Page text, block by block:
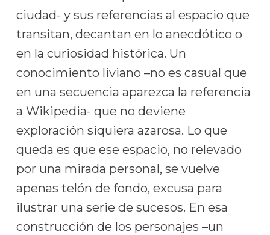
ciudad- y sus referencias al espacio que
transitan, decantan en lo anecdótico o
en la curiosidad histórica. Un
conocimiento liviano –no es casual que
en una secuencia aparezca la referencia
a Wikipedia- que no deviene
exploración siquiera azarosa. Lo que
queda es que ese espacio, no relevado
por una mirada personal, se vuelve
apenas telón de fondo, excusa para
ilustrar una serie de sucesos. En esa
construcción de los personajes –un